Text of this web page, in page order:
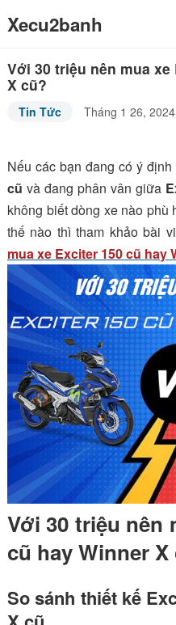
Xecu2banh
Với 30 triệu nên mua
X cũ?
Tin Tức Tháng 1 26, 2024
Nếu các bạn đang có ý
cũ và đang phân vân giữa
không biết dòng xe nào phù
thế nào thì tham khảo bài
mua xe Exciter 150 cũ hay
Với 30 triệu nên
cũ hay Winner X
So sánh thiết kế